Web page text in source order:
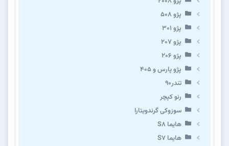
پژو ۵۰۸
پژو 301
پژو ۲۰۷
پژو ۲۰۶
پژو پارس و ۴۰۵
تندر۹۰
رنو کپچر
سوزوکی گرندویتارا
هایما S8
هایما S7